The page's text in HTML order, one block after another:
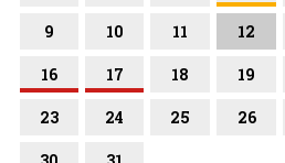
9 10 11 12
16 17 18 19
23 24 25 26